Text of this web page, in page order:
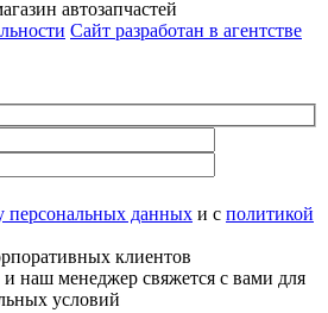
автозапчастей
Сайт разработан в агентстве
персональных данных и с политикой
клиентов
наш менеджер свяжется с вами для
условий